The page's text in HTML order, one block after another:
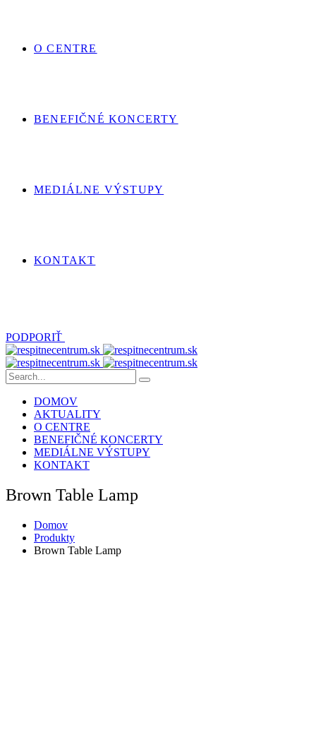
O CENTRE
BENEFIČNÉ KONCERTY
MEDIÁLNE VÝSTUPY
KONTAKT
PODPORIŤ
DOMOV
AKTUALITY
O CENTRE
BENEFIČNÉ KONCERTY
MEDIÁLNE VÝSTUPY
KONTAKT
Brown Table Lamp
Domov
Produkty
Brown Table Lamp